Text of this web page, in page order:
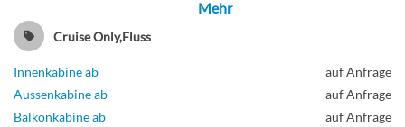
Mehr
Cruise Only,Fluss
Innenkabine ab
auf Anfrage
Aussenkabine ab
auf Anfrage
Balkonkabine ab
auf Anfrage